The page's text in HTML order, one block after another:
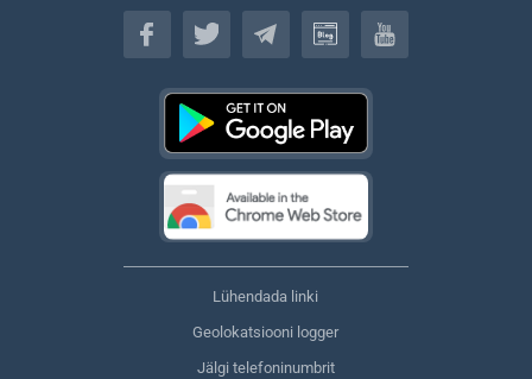
Eesti keel
Lühendada linki
Geolokatsiooni logger
Jälgi telefoninumbrit